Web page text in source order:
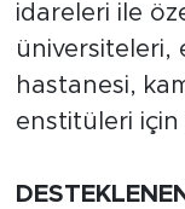
idareleri ile
üniversiteleri,
hastanesi,
enstitüleri için